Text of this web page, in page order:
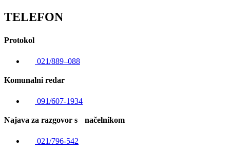
TELEFON
Protokol
021/889–088
Komunalni redar
091/607-1934
Najava za razgovor s načelnikom
021/796-542